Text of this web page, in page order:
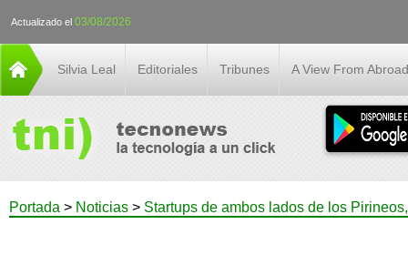
Actualizado el 03/08/2026
Silvia Leal Editoriales Tribunes A View From Abroad
Portada > Noticias > Startups de ambos lados de los